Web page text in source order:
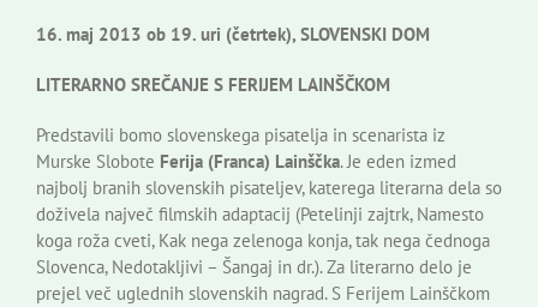
16. maj 2013 ob 19. uri (četrtek), SLOVENSKI DOM
LITERARNO SREČANJE S FERIJEM LAINŠČKOM
Predstavili bomo slovenskega pisatelja in scenarista iz
Murske Slobote Ferija (Franca) Lainščka. Je eden izmed
najbolj branih slovenskih pisateljev, katerega literarna dela so
doživela največ filmskih adaptacij (Petelinji zajtrk, Namesto
koga roža cveti, Kak nega zelenoga konja, tak nega čednoga
Slovenca, Nedotakljivi – Šangaj in dr.). Za literarno delo je
prejel več uglednih slovenskih nagrad. S Ferijem Lainščkom